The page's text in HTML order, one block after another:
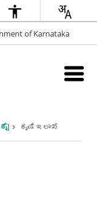
of Karnataka
ಕೃಷಿ ಇಲಾಖೆ